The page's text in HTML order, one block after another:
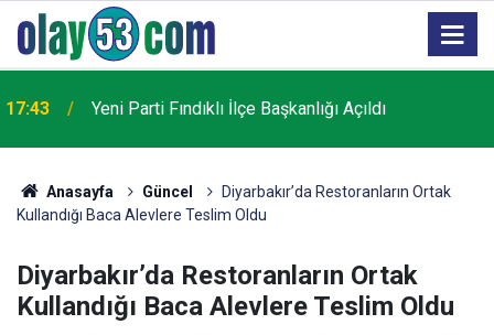
17:43 Yeni Parti Fındıklı İlçe Başkanlığı Açıldı
Anasayfa Güncel
Diyarbakır’da Restoranların Ortak
Kullandığı Baca Alevlere Teslim Oldu
Diyarbakır’da Restoranların Ortak
Kullandığı Baca Alevlere Teslim Oldu